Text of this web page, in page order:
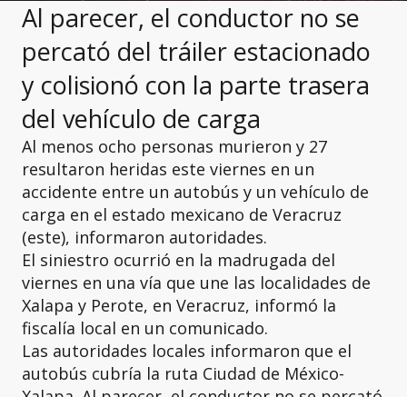
Al parecer, el conductor no se
percató del tráiler estacionado
y colisionó con la parte trasera
del vehículo de carga
Al menos ocho personas murieron y 27
resultaron heridas este viernes en un
accidente entre un autobús y un vehículo de
carga en el estado mexicano de Veracruz
(este), informaron autoridades.
El siniestro ocurrió en la madrugada del
viernes en una vía que une las localidades de
Xalapa y Perote, en Veracruz, informó la
fiscalía local en un comunicado.
Las autoridades locales informaron que el
autobús cubría la ruta Ciudad de México-